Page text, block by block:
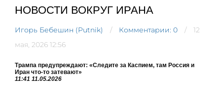
НОВОСТИ ВОКРУГ ИРАНА
Игорь Бебешин (Putnik) Комментарии: 0
12
мая, 2026 12:56
Трампа предупреждают: «Следите за Каспием, там Россия и
Иран что-то затевают»
11:41 11.05.2026